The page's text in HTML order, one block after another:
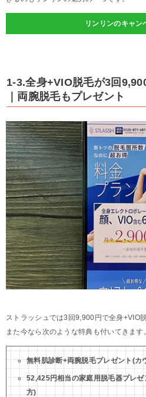
リンリンのキャン
1-3.全身+VIO脱毛が3回
｜両腕脱毛もプレゼント
ストラッシュでは3回9,900円で全身+VIO
また今なら次のような特典も付いてきます
無料肌診断+両腕脱毛プレゼント(カ
52,425円相当の家庭用脱毛器プレ
方)